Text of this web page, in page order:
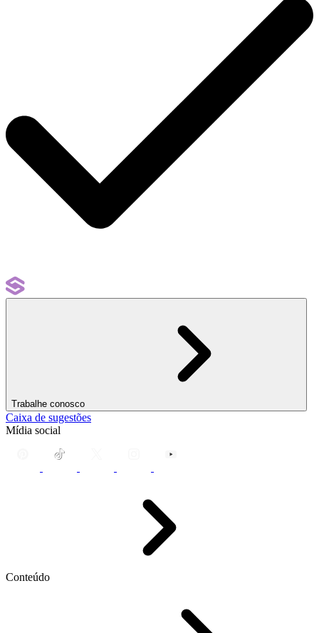
Trabalhe conosco
Caixa de sugestões
Mídia social
Conteúdo